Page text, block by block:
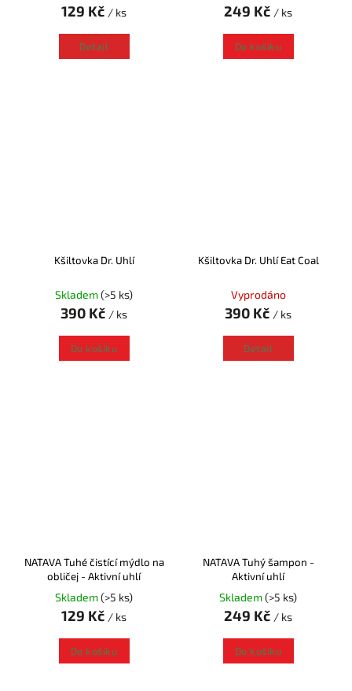
129 Kč / ks
Detail
249 Kč / ks
Do košíku
Kšiltovka Dr. Uhlí
Skladem(>5 ks)
390 Kč / ks
Do košíku
Kšiltovka Dr. Uhlí Eat Coal
Vyprodáno
390 Kč / ks
Detail
NATAVA Tuhé čistící mýdlo na
obličej - Aktivní uhlí
Skladem(>5 ks)
129 Kč / ks
Do košíku
NATAVA Tuhý šampon -
Aktivní uhlí
Skladem(>5 ks)
249 Kč / ks
Do košíku